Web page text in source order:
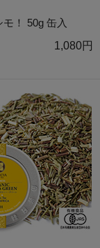
！ 50g 缶入
1,080円